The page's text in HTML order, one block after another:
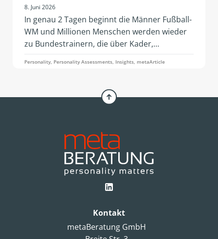
8. Juni 2026
In genau 2 Tagen beginnt die Männer Fußball-
WM und Millionen Menschen werden wieder
zu Bundestrainern, die über Kader,
Aufstellung und Dreier- oder doch Viererkette
diskutieren. Ein Artikel von Simone Pelzer.
Personality, Personality Assessments, Insights, metaArticle
Kontakt
metaBeratung GmbH